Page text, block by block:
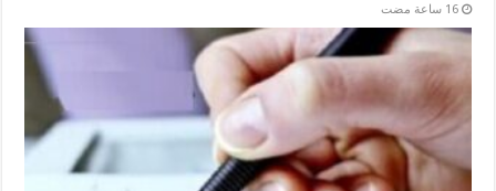
‏16 ساعة مضت